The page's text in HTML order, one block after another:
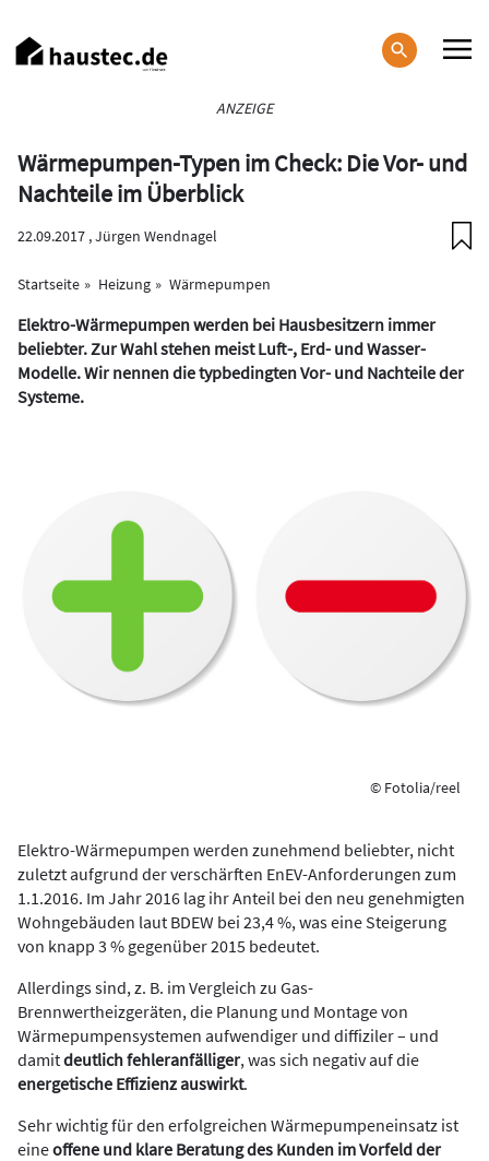
zum
Inhalt
ANZEIGE
Wärmepumpen-Typen im Check: Die Vor- und
Nachteile im Überblick
22.09.2017 ,Jürgen Wendnagel
Startseite Heizung Wärmepumpen
Elektro-Wärmepumpen werden bei Hausbesitzern immer
beliebter. Zur Wahl stehen meist Luft-, Erd- und Wasser-
Modelle. Wir nennen die typbedingten Vor- und Nachteile der
Systeme.
© Fotolia/reel
Elektro-Wärmepumpen werden zunehmend beliebter, nicht
zuletzt aufgrund der verschärften EnEV-Anforderungen zum
1.1.2016. Im Jahr 2016 lag ihr Anteil bei den neu genehmigten
Wohngebäuden laut BDEW bei 23,4 %, was eine Steigerung
von knapp 3 % gegenüber 2015 bedeutet.
Allerdings sind, z. B. im Vergleich zu Gas-
Brennwertheizgeräten, die Planung und Montage von
Wärmepumpensystemen aufwendiger und diffiziler – und
damitdeutlich fehleranfälliger, was sich negativ auf die
energetische Effizienz auswirkt.
Sehr wichtig für den erfolgreichen Wärmepumpeneinsatz ist
eineoffene und klare Beratung des Kunden im Vorfeld der